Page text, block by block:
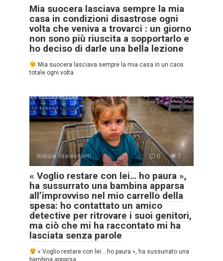
Mia suocera lasciava sempre la mia
casa in condizioni disastrose ogni
volta che veniva a trovarci : un giorno
non sono più riuscita a sopportarlo e
ho deciso di darle una bella lezione
Mia suocera lasciava sempre la mia casa in un caos
totale ogni volta
Notizie interessanti 0 7
« Voglio restare con lei… ho paura »,
ha sussurrato una bambina apparsa
all’improvviso nel mio carrello della
spesa: ho contattato un amico
detective per ritrovare i suoi genitori,
ma ciò che mi ha raccontato mi ha
lasciata senza parole
« Voglio restare con lei… ho paura », ha sussurrato una
bambina apparsa